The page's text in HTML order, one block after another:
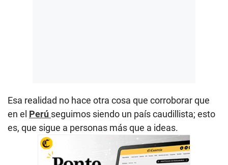
Esa realidad no hace otra cosa que corroborar que
en el Perú seguimos siendo un país caudillista; esto
es, que sigue a personas más que a ideas.